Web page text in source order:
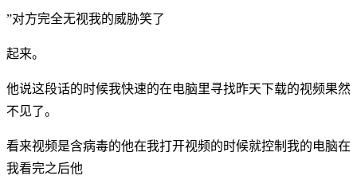
”对方完全无视我的威胁笑了
起来。
他说这段话的时候我快速的在电脑里寻找昨天下载的视频果然
不见了。
看来视频是含病毒的他在我打开视频的时候就控制我的电脑在
我看完之后他